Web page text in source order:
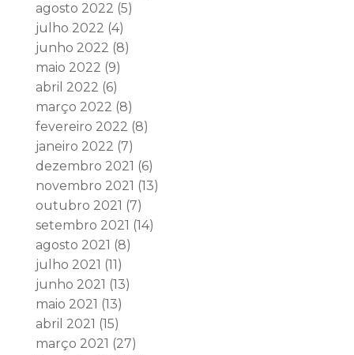
agosto 2022 (5)
julho 2022 (4)
junho 2022 (8)
maio 2022 (9)
abril 2022 (6)
março 2022 (8)
fevereiro 2022 (8)
janeiro 2022 (7)
dezembro 2021 (6)
novembro 2021 (13)
outubro 2021 (7)
setembro 2021 (14)
agosto 2021 (8)
julho 2021 (11)
junho 2021 (13)
maio 2021 (13)
abril 2021 (15)
março 2021 (27)